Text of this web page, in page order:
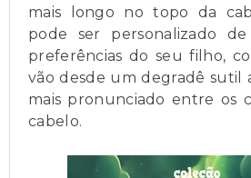
mais longo no topo da
pode ser personalizado
preferências do seu filho,
vão desde um degradê sutil
mais pronunciado entre os
cabelo.